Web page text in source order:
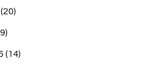
(20)
(14)